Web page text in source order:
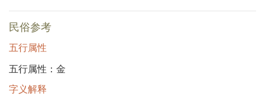
民俗参考
五行属性
五行属性：金
字义解释